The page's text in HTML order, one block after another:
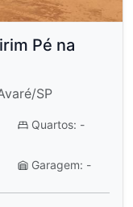
Pé na
SP
Quartos: -
Garagem: -